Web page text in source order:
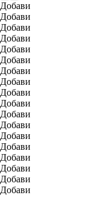
Добави
Добави
Добави
Добави
Добави
Добави
Добави
Добави
Добави
Добави
Добави
Добави
Добави
Добави
Добави
Добави
Добави
Добави